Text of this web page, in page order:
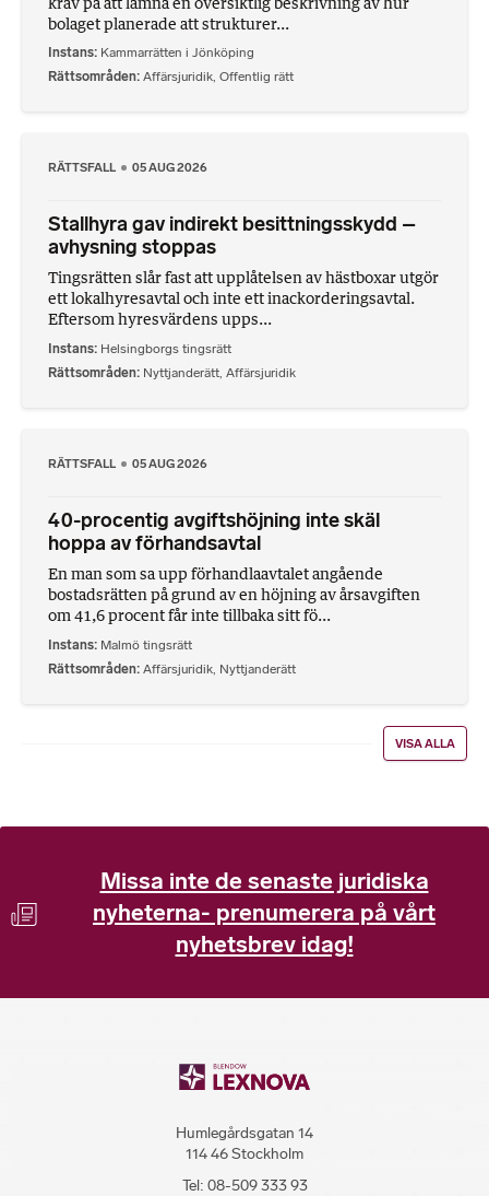
bolaget planerade att strukturer...
Instans Kammarrätten i Jönköping
Rättsområden Affärsjuridik, Offentlig rätt
RÄTTSFALL 05 AUG 2026
Stallhyra gav indirekt besittningsskydd –
avhysning stoppas
Tingsrätten slår fast att upplåtelsen av hästboxar utgör
ett lokalhyresavtal och inte ett inackorderingsavtal.
Eftersom hyresvärdens upps...
Instans Helsingborgs tingsrätt
Rättsområden Nyttjanderätt, Affärsjuridik
RÄTTSFALL 05 AUG 2026
40-procentig avgiftshöjning inte skäl
hoppa av förhandsavtal
En man som sa upp förhandlaavtalet angående
bostadsrätten på grund av en höjning av årsavgiften
om 41,6 procent får inte tillbaka sitt fö...
Instans Malmö tingsrätt
Rättsområden Affärsjuridik Nyttjanderätt
VISA ALLA
Missa inte de senaste juridiska
nyheterna- prenumerera på vårt
nyhetsbrev idag!
Humlegårdsgatan 14
114 46 Stockholm
Tel: 08-509 333 93